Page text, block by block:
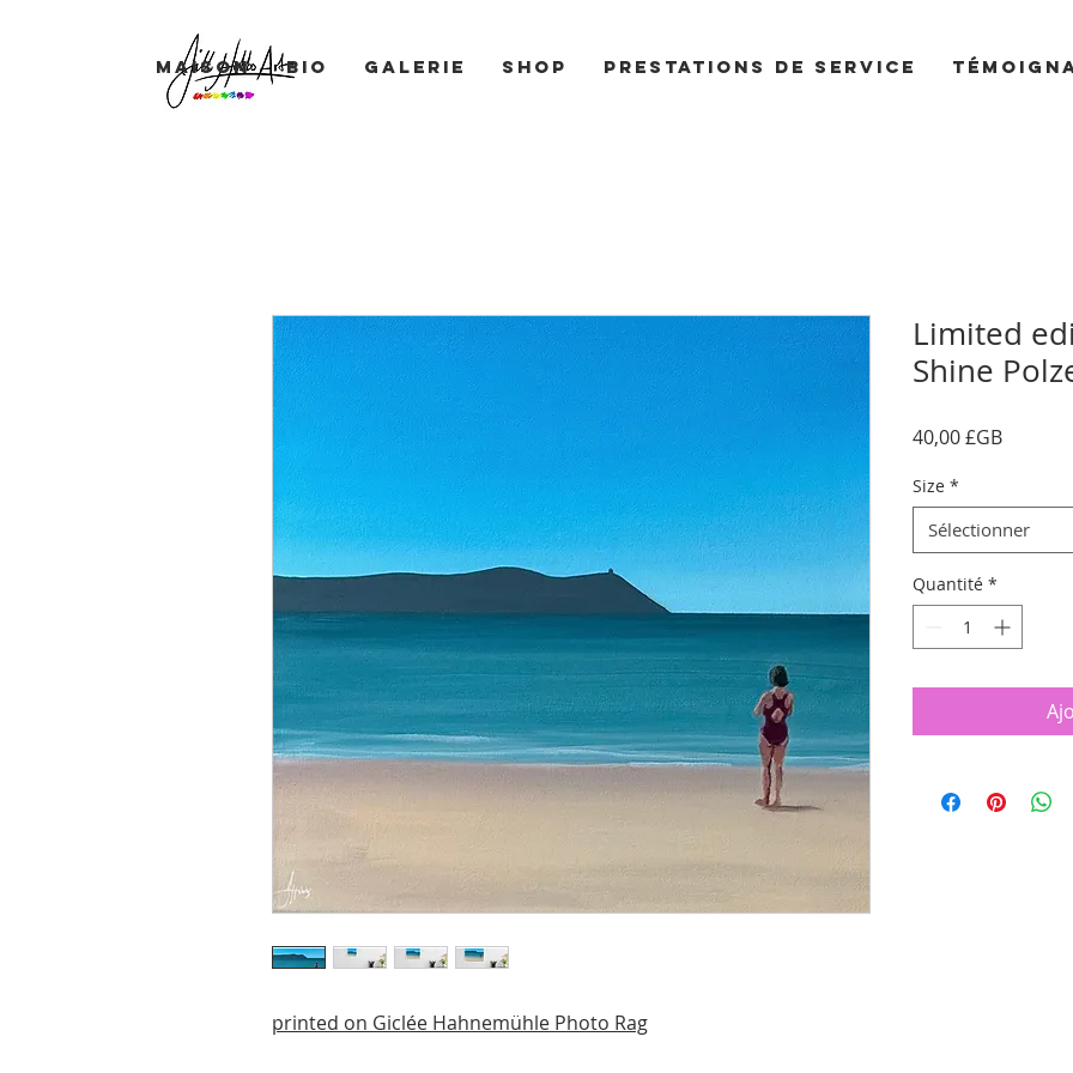
Maison BIO Galerie Shop Prestations de service
printed on Giclée Hahnemühle Photo Rag
Limited
Shine
40,00 £GBPrix
Size *
Sélectionner
Quantité *